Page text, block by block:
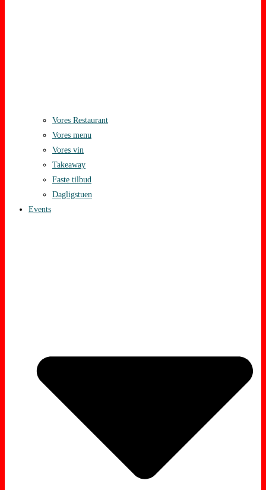
Vores Restaurant
Vores menu
Vores vin
Takeaway
Faste tilbud
Dagligstuen
Events